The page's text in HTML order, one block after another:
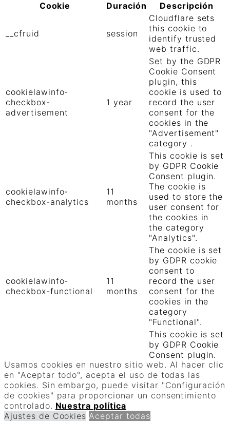
Usamos cookies en nuestro sitio web. Al hacer clic
en "Aceptar todo", acepta el uso de todas las
cookies. Sin embargo, puede visitar "Configuración
de cookies" para proporcionar un consentimiento
controlado. Nuestra política
Ajustes de Cookies Aceptar todas
Cookie
Duración Descripción
__cfruid session
Cloudflare sets
this cookie to
identify trusted
web traffic.
cookielawinfo-
checkbox-
advertisement
1 year
Set by the GDPR
Cookie Consent
plugin, this
cookie is used to
record the user
consent for the
cookies in the
"Advertisement"
category .
cookielawinfo-
checkbox-analytics
11
months
This cookie is set
by GDPR Cookie
Consent plugin.
The cookie is
used to store the
user consent for
the cookies in
the category
"Analytics".
cookielawinfo-
checkbox-functional
11
months
The cookie is set
by GDPR cookie
consent to
record the user
consent for the
cookies in the
category
"Functional".
cookielawinfo-
checkbox-necessary
11
months
This cookie is set
by GDPR Cookie
Consent plugin.
The cookies is
used to store the
user consent for
the cookies in
"Necessary".